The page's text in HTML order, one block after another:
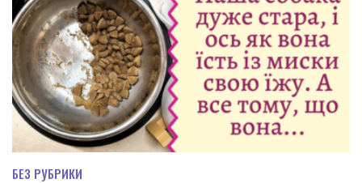
БЕЗ РУБРИКИ